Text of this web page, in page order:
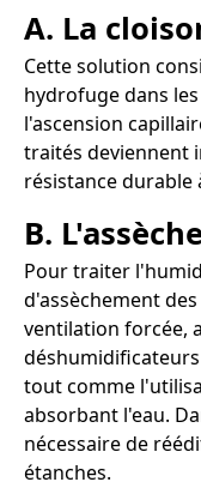
A. La
Cette solution
hydrofuge dans
l'ascension
traités deviennent
résistance durable
B.
Pour traiter
d'assèchement
ventilation forcée,
tout comme
absorbant l'eau.
nécessaire de
étanches.